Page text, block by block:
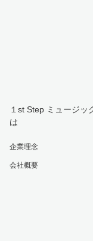
１st Step ミュージッ
は
企業理念
会社概要